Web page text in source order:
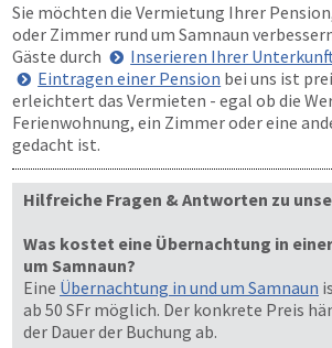
Sie möchten die Vermietung Ihrer
oder Zimmer rund um Samnaun
Gäste durch
Inserieren Ihrer
Eintragen einer Pension bei uns ist
erleichtert das Vermieten - egal ob die
Ferienwohnung, ein Zimmer oder eine
gedacht ist.
Hilfreiche Fragen & Antworten zu
Was kostet eine Übernachtung in
um Samnaun?
Eine Übernachtung in und um Samnaun
ab 50 SFr möglich. Der konkrete Preis
der Dauer der Buchung ab.